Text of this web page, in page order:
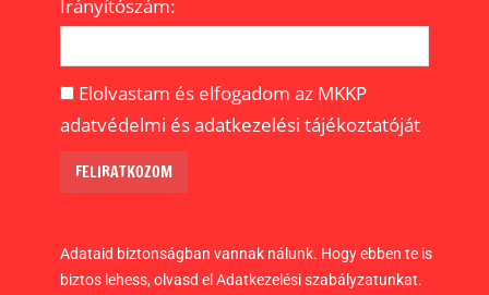
Irányítószám:
Elolvastam és elfogadom az MKKP
adatvédelmi és adatkezelési tájékoztatóját
Adataid biztonságban vannak nálunk. Hogy ebben te is
biztos lehess, olvasd el Adatkezelési szabályzatunkat.